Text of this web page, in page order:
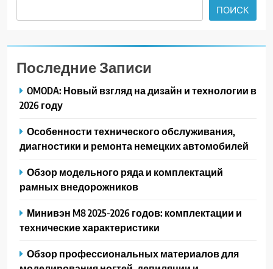
ПОИСК
Последние Записи
OMODA: Новый взгляд на дизайн и технологии в
2026 году
Особенности технического обслуживания,
диагностики и ремонта немецких автомобилей
Обзор модельного ряда и комплектаций
рамных внедорожников
Минивэн M8 2025-2026 годов: комплектации и
технические характеристики
Обзор профессиональных материалов для